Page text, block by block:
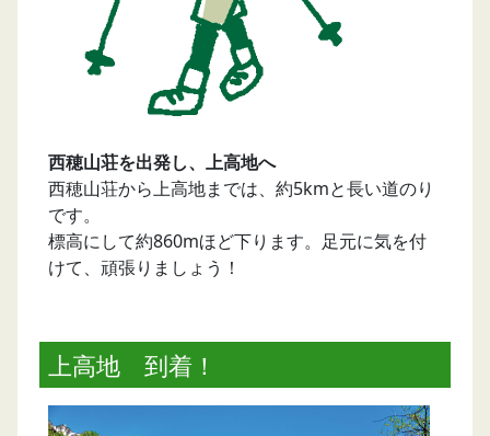
西穂山荘を出発し、上高地へ
西穂山荘から上高地までは、約5kmと長い道のり
です。
標高にして約860mほど下ります。足元に気を付
けて、頑張りましょう！
上高地 到着！